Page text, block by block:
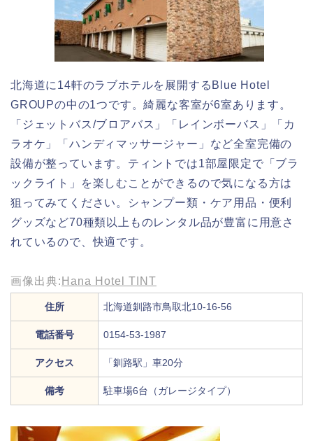
北海道に14軒のラブホテルを展開するBlue Hotel
GROUPの中の1つです。綺麗な客室が6室あります。
「ジェットバス/ブロアバス」「レインボーバス」「カ
ラオケ」「ハンディマッサージャー」など全室完備の
設備が整っています。ティントでは1部屋限定で「ブラ
ックライト」を楽しむことができるので気になる方は
狙ってみてください。シャンプー類・ケア用品・便利
グッズなど70種類以上ものレンタル品が豊富に用意さ
れているので、快適です。
画像出典: Hana Hotel TINT
住所 北海道釧路市鳥取北10-16-56
電話番号 0154-53-1987
アクセス 「釧路駅」車20分
備考 駐車場6台（ガレージタイプ）